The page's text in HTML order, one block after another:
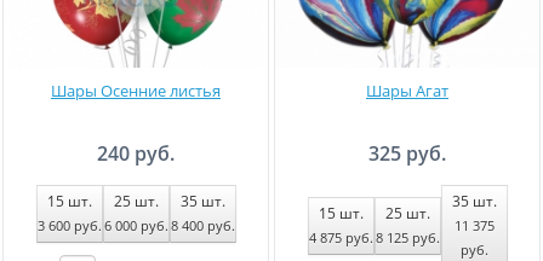
Шары Осенние листья
240 руб.
15шт.
3 600 руб.
25шт.
6 000 руб.
35шт.
8 400 руб.
Шары Агат
325 руб.
15шт.
4 875 руб.
25шт.
8 125 руб.
35шт.
11 375
руб.